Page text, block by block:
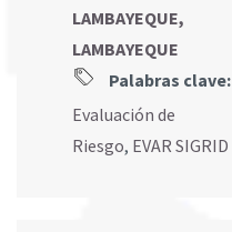
LAMBAYEQUE,
LAMBAYEQUE
Palabras clave:
Evaluación de
Riesgo, EVAR SIGRID